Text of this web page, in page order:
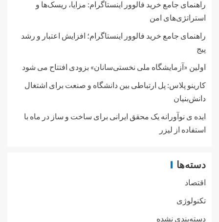
راهنمای جامع خرید فالوور اینستاگرام: مزایا، ریسک‌ها و
استراتژی‌های امن
راهنمای جامع خرید فالوور اینستاگرام؛ افزایش اعتبار و رشد
پیج
اولین «آزمایشگاه ملی نخستی‌سانان» بزودی افتتاح می شود
کارینو پلاس: پل ارتباطی بین دانشگاه و صنعت برای اشتغال
دانش‌بنیان
ایده ی نوآورانه یک محقق ایرانی برای ساخت و ساز در ماه با
استفاده از لیزر
دسته‌ها
اقتصاد
تکنولوژی
دسته‌بندی نشده